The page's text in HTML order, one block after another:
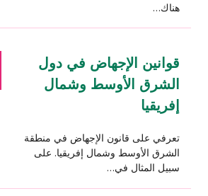
هناك…
قوانين الإجهاض في دول
الشرق الأوسط وشمال
إفريقيا
تعرفي على قانون الإجهاض في منطقة
الشرق الأوسط وشمال إفريقيا. على
سبيل المثال في…